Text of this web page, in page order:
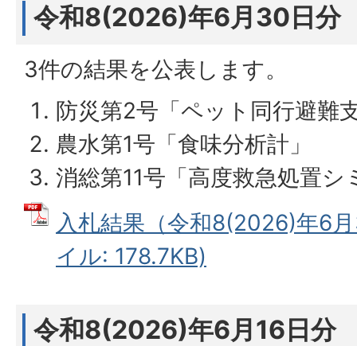
令和8(2026)年6月30日分
3件の結果を公表します。
防災第2号「ペット同行避難
農水第1号「食味分析計」
消総第11号「高度救急処置シ
入札結果（令和8(2026)年6
イル: 178.7KB)
令和8(2026)年6月16日分